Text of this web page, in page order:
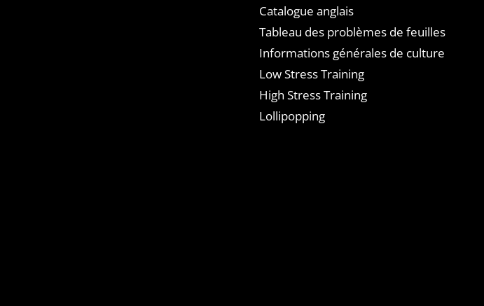
Catalogue anglais
Tableau des problèmes de feuilles
Informations générales de culture
Low Stress Training
High Stress Training
Lollipopping